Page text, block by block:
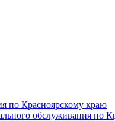
по Красноярскому краю
обслуживания по